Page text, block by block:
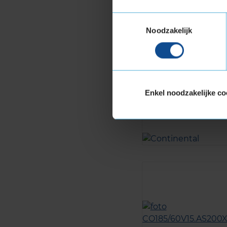
Noodzakelijk
Enkel noodzakelijke